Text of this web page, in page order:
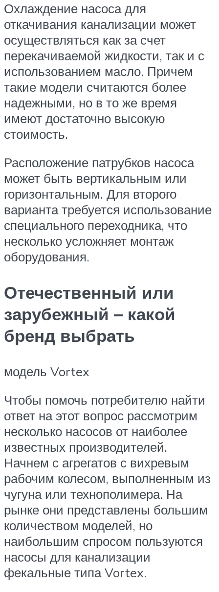
Охлаждение насоса для
откачивания канализации может
осуществляться как за счет
перекачиваемой жидкости, так и с
использованием масло. Причем
такие модели считаются более
надежными, но в то же время
имеют достаточно высокую
стоимость.
Расположение патрубков насоса
может быть вертикальным или
горизонтальным. Для второго
варианта требуется использование
специального переходника, что
несколько усложняет монтаж
оборудования.
Отечественный или
зарубежный – какой
бренд выбрать
модель Vortex
Чтобы помочь потребителю найти
ответ на этот вопрос рассмотрим
несколько насосов от наиболее
известных производителей.
Начнем с агрегатов с вихревым
рабочим колесом, выполненным из
чугуна или технополимера. На
рынке они представлены большим
количеством моделей, но
наибольшим спросом пользуются
насосы для канализации
фекальные типа Vortex.